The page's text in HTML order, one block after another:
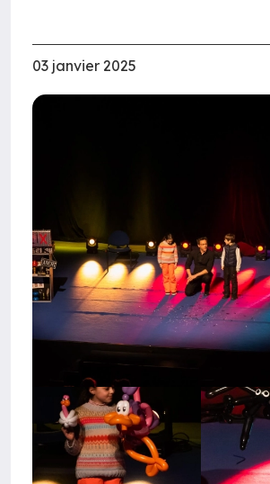
03 janvier 2025